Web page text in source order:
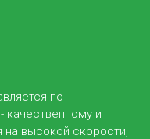
для более
по
и
высокой скорости,